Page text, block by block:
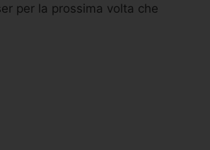
per la prossima volta che